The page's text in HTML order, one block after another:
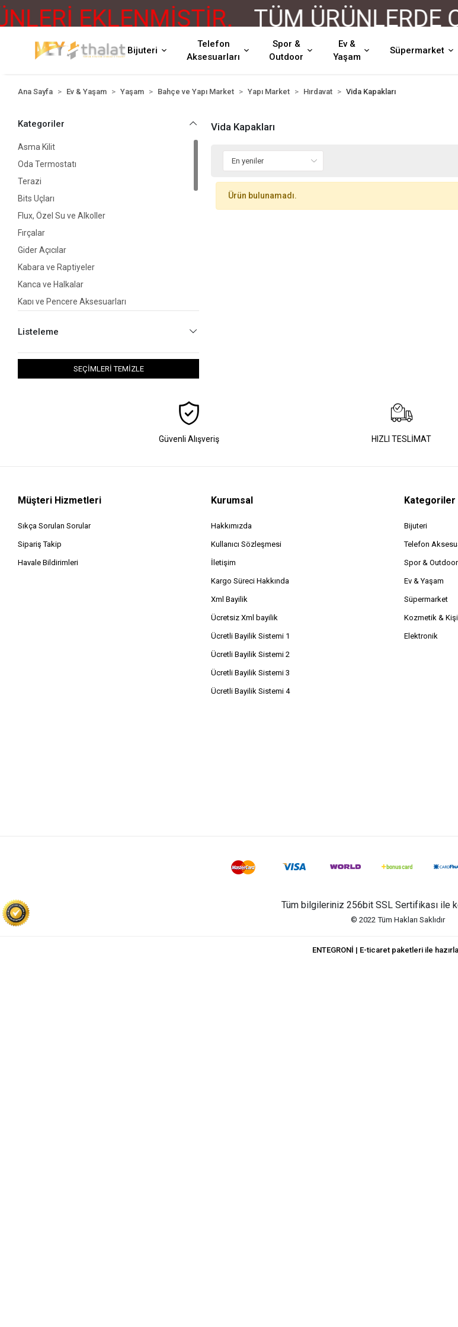
EKLENMİŞTİR. TÜM ÜRÜNLERDE
Bijuteri
Telefon
Aksesuarları
Spor &
Outdoor
Ev &
Yaşam
Süpermarket
Ana Sayfa Ev & Yaşam Yaşam Bahçe ve Yapı Market Yapı Market Hırdavat Vida Kapakları
Kategoriler
Asma Kilit
Oda Termostatı
Terazi
Bits Uçları
Flux, Özel Su ve Alkoller
Fırçalar
Gider Açıcılar
Kabara ve Raptiyeler
Kanca ve Halkalar
Kapı ve Pencere Aksesuarları
Kilitler
Lokma Takımları
Törpü ve Eğe Setleri
Klozet Kapakları
Elektrik Tesisat Malzemeleri
Matkap
Listeleme
SEÇİMLERİ TEMİZLE
Vida Kapakları
Ürün bulunamadı.
Güvenli Alışveriş HIZLI TESLİMAT
Müşteri Hizmetleri
Sıkça Sorulan Sorular
Sipariş Takip
Havale Bildirimleri
Kurumsal
Hakkımızda
Kullanıcı Sözleşmesi
İletişim
Kargo Süreci Hakkında
Xml Bayilik
Ücretsiz Xml bayilik
Ücretli Bayilik Sistemi 1
Ücretli Bayilik Sistemi 2
Ücretli Bayilik Sistemi 3
Ücretli Bayilik Sistemi 4
Kategoriler
Bijuteri
Telefon
Spor & Outdoor
Ev & Yaşam
Süpermarket
Kozmetik &
Elektronik
Tüm bilgileriniz 256bit SSL Sertifikası ile
© 2022Tüm Hakları Saklıdır
ENTEGRONİ | E-ticaret paketleri ile